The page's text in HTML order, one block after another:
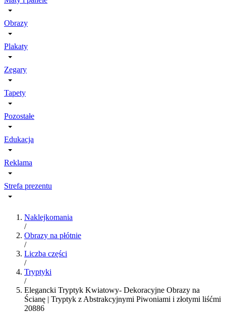
Obrazy
Plakaty
Zegary
Tapety
Pozostałe
Edukacja
Reklama
Strefa prezentu
Naklejkomania
/
Obrazy na płótnie
/
Liczba części
/
Tryptyki
/
Elegancki Tryptyk Kwiatowy- Dekoracyjne Obrazy na
Ścianę | Tryptyk z Abstrakcyjnymi Piwoniami i złotymi liśćmi
20886